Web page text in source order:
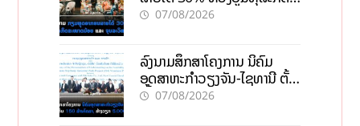
ຂະໜາດນ້ອຍ ແລະ ຈຸນລະ
07/08/2026
ລົງນາມສຶກສາໂຄງການ ນິຄົມ
ອຸດສາຫະກຳວຽງຈັນ-ໄຊທານີ ຕັ້ງ
ເປົ້າດຶງທຶນ 150 ລ້ານໂດລາ, ສ້າງ
07/08/2026